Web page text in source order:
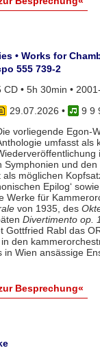
• Works for
555 739-2
CD • 5h 30min •
29.07.2026 •
9 9
vorliegende Egon-
umfasst als
Symphonien und den
möglichen
Epilog‘
Werke für
von 1935, des
Divertimento op.
Gottfried Rabl das
den
in Wien ansässige
Besprechung«